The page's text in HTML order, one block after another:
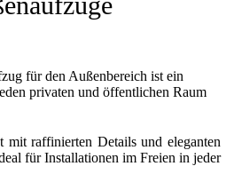
für den Außenbereich ist ein
privaten und öffentlichen Raum
mit raffinierten Details und eleganten
für Installationen im Freien in jeder